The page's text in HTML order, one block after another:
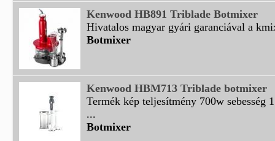
Kenwood HB891 Triblade Botmixer
Hivatalos magyar gyári garanciával a
Botmixer
Kenwood HBM713 Triblade botmixer
Termék kép teljesítmény 700w sebesség
...
Botmixer